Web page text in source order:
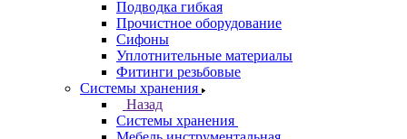
Подводка гибкая
Прочистное оборудование
Сифоны
Уплотнительные материалы
Фитинги резьбовые
Системы хранения
Назад
Системы хранения